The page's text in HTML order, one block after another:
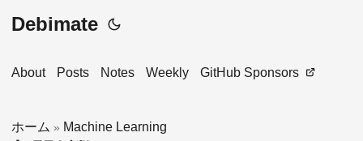
Debimate
About Posts Notes Weekly GitHub Sponsors
ホーム » Machine Learning